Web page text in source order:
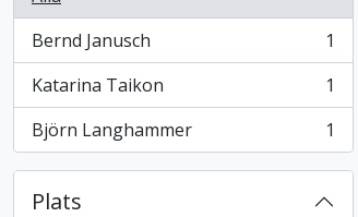
Bernd Janusch
, 1 resultat
1
Katarina Taikon
, 1 resultat
1
Björn Langhammer
, 1 resultat 1
Plats